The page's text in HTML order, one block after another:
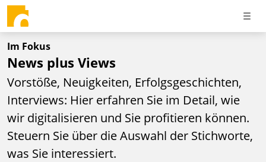
Im Fokus
News plus Views
Vorstöße, Neuigkeiten, Erfolgsgeschichten,
Interviews: Hier erfahren Sie im Detail, wie
wir digitalisieren und Sie profitieren können.
Steuern Sie über die Auswahl der Stichworte,
was Sie interessiert.